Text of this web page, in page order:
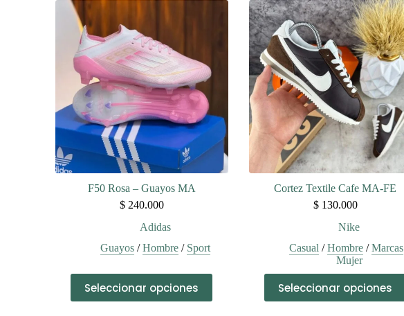
opciones
se
pueden
elegir
en
la
página
de
producto
variantes.
Las
opciones
se
pueden
elegir
en
página
de
producto
F50 Rosa – Guayos MA
$240.000
Adidas
Guayos /Hombre / Sport
Seleccionar opciones
producto
tiene
Cortez Textile Cafe MA-FE
$130.000
Nike
Casual /Hombre /Marcas
Mujer
Seleccionar opciones
producto
tiene